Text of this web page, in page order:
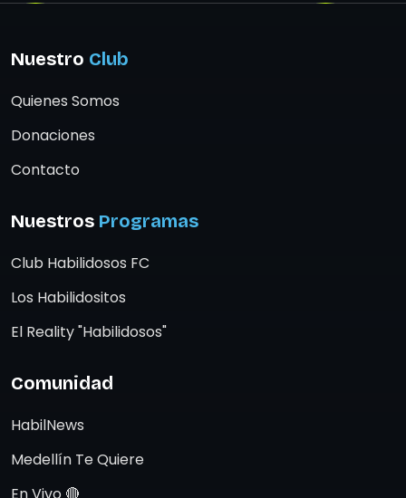
Nuestro Club
Quienes Somos
Donaciones
Contacto
Nuestros Programas
Club Habilidosos FC
Los Habilidositos
El Reality "Habilidosos"
Comunidad
HabilNews
Medellín Te Quiere